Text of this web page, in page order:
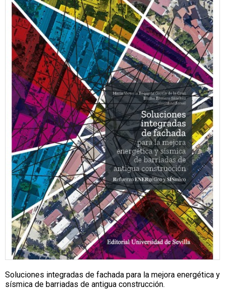
Soluciones integradas de fachada para la mejora energética y
sísmica de barriadas de antigua construcción.